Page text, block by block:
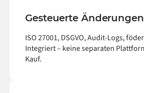
Gesteuerte Änderungen
ISO 27001, DSGVO, Audit-Logs,
Integriert – keine separaten
Kauf.